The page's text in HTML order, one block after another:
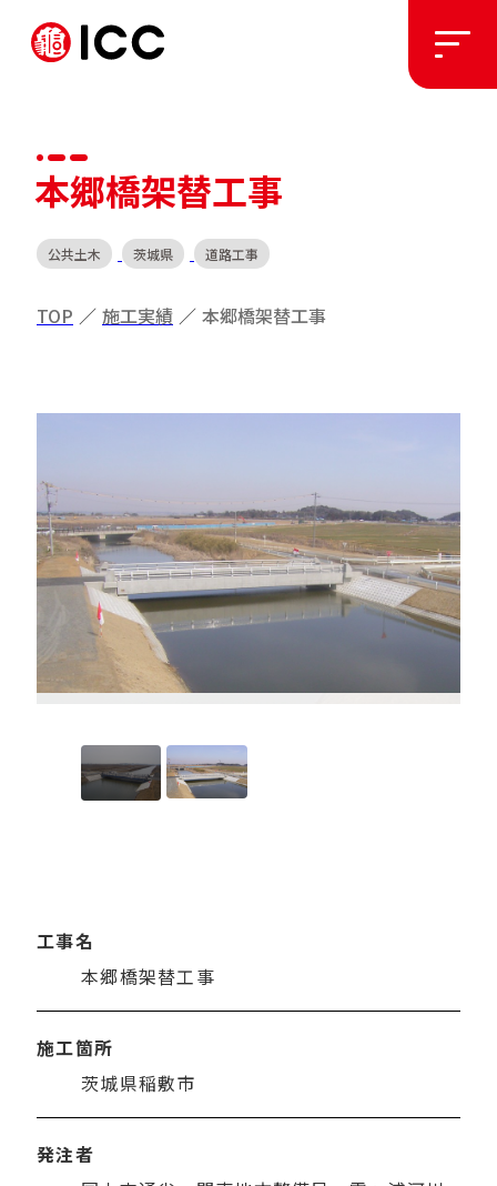
施工実績
プライバシーポリシー
セキュリティポリシー
本郷橋架替工事
公共土木 茨城県 道路工事
TOP ／ 施工実績 ／ 本郷橋架替工事
工事名
本郷橋架替工事
施工箇所
茨城県稲敷市
発注者